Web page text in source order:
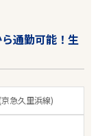
通勤可能！生
急久里浜線)